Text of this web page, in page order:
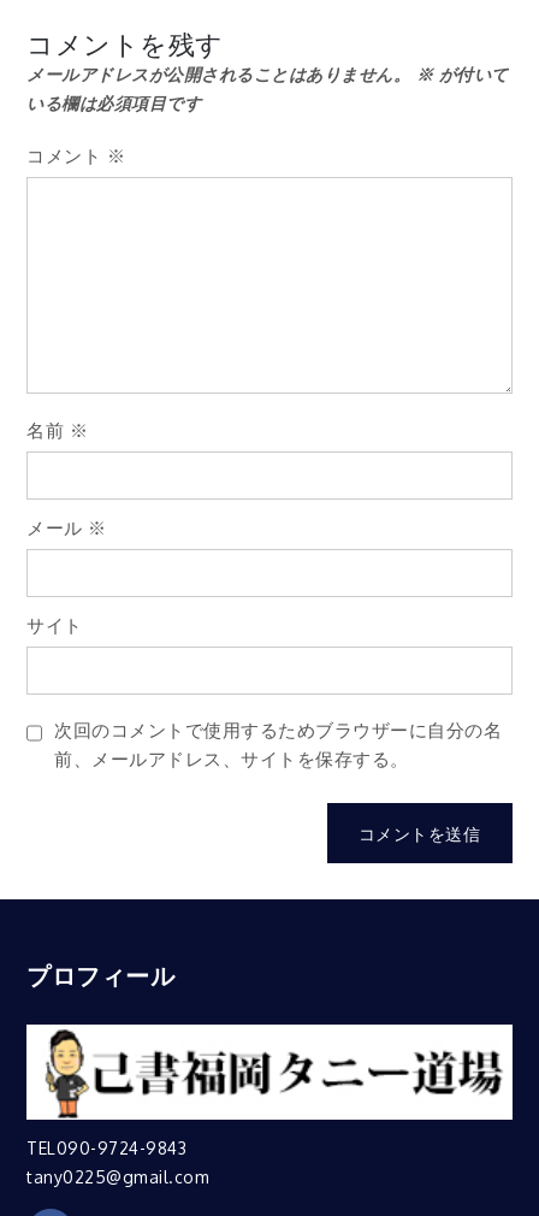
ビ
ゲ
ー
コメントを残す
メールアドレスが公開されることはありません。 ※が付いて
いる欄は必須項目です
コメント ※
名前 ※
メール ※
サイト
次回のコメントで使用するためブラウザーに自分の名
前、メールアドレス、サイトを保存する。
プロフィール
TEL090-9724-9843
tany0225@gmail.com